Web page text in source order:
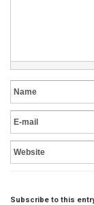
Subscribe to this